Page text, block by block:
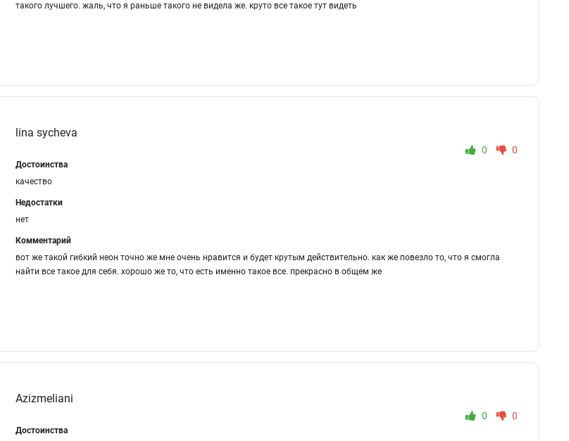
такого лучшего. жаль, что я раньше такого не видела же. круто все такое тут видеть
lina sycheva
0 0
Достоинства
качество
Недостатки
нет
Комментарий
вот же такой гибкий неон точно же мне очень нравится и будет крутым действительно. как же повезло то, что я смогла
найти все такое для себя. хорошо же то, что есть именно такое все. прекрасно в общем же
Azizmeliani
0 0
Достоинства